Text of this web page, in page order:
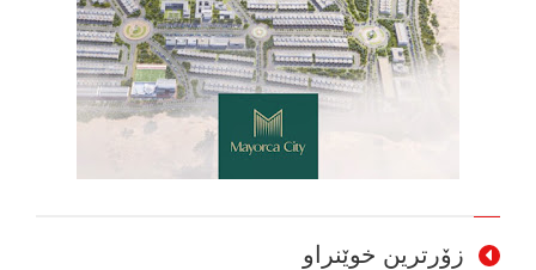
زۆرترین خوێنراو